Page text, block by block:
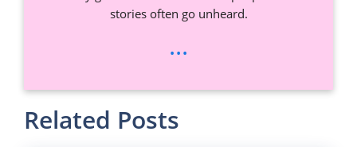
stories often go unheard.
...
Related Posts